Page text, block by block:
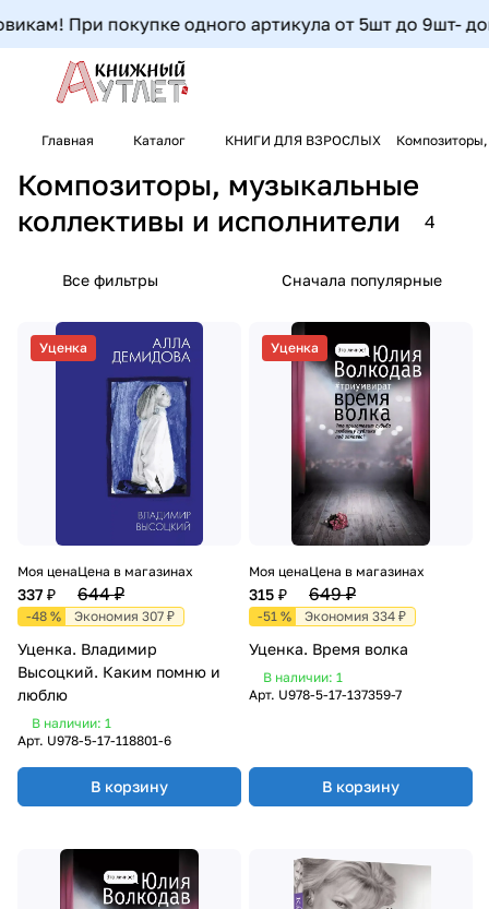
При покупке одного артикула от 5шт до 9шт-
Главная Каталог КНИГИ ДЛЯ ВЗРОСЛЫХ
Композиторы, музыкальные
коллективы и исполнители
4
Все фильтры Сначала популярные
Уценка
Моя цена
337 ₽
Цена в магазинах
644 ₽
-48 % Экономия 307 ₽
Уценка. Владимир
Высоцкий. Каким помню и
люблю
В наличии: 1
Арт. U978-5-17-118801-6
В корзину
Уценка
Моя цена
315 ₽
Цена в магазинах
649 ₽
-51 % Экономия 334 ₽
Уценка. Время волка
В наличии: 1
Арт. U978-5-17-137359-7
В корзину